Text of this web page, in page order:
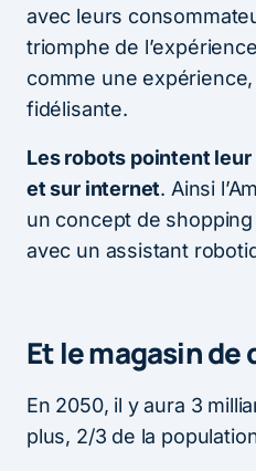
avec leurs
triomphe de
comme une
fidélisante.
Les robots pointent
et sur internet. Ainsi
un concept de
avec un assistant
Et le magasin de
En 2050, il y aura 3
plus, 2/3 de la